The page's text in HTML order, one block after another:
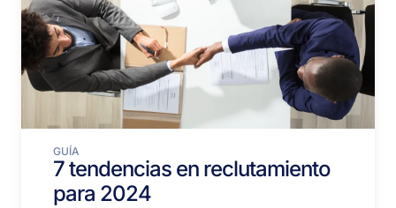
GUÍA
7 tendencias en reclutamiento
para 2024